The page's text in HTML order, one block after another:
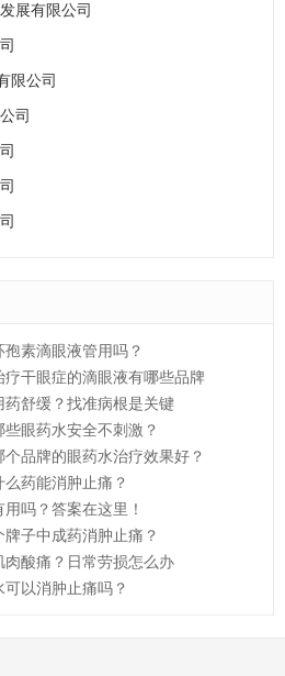
展有限公司
限公司
司
素滴眼液管用吗？
干眼症的滴眼液有哪些品牌
舒缓？找准病根是关键
眼药水安全不刺激？
品牌的眼药水治疗效果好？
药能消肿止痛？
吗？答案在这里！
子中成药消肿止痛？
酸痛？日常劳损怎么办
以消肿止痛吗？